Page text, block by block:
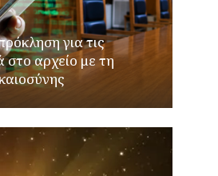
για τις
αρχείο με τη